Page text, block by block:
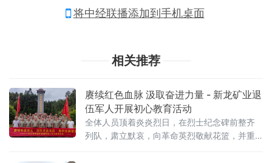
将中经联播添加到手机桌面
相关推荐
赓续红色血脉 汲取奋进力量 - 新龙矿业退
伍军人开展初心教育活动
全体人员顶着炎炎烈日，在烈士纪念碑前整齐
列队，肃立默哀，向革命英烈敬献花篮，并重